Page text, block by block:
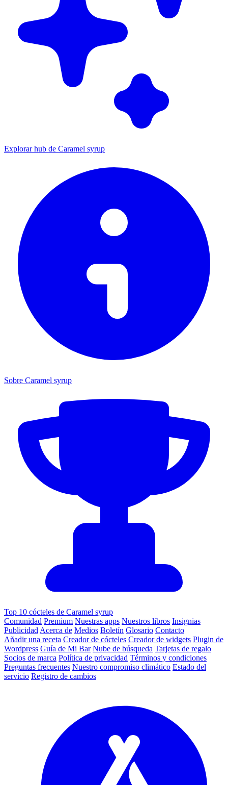
Explorar hub de Caramel syrup
Sobre Caramel syrup
Top 10 cócteles de Caramel syrup
Comunidad Premium Nuestras apps Nuestros libros Insignias
Publicidad Acerca de Medios Boletín Glosario Contacto
Añadir una receta Creador de cócteles Creador de widgets Plugin de
Wordpress Guía de Mi Bar Nube de búsqueda Tarjetas de regalo
Socios de marca Política de privacidad Términos y condiciones
Preguntas frecuentes Nuestro compromiso climático Estado del
servicio Registro de cambios